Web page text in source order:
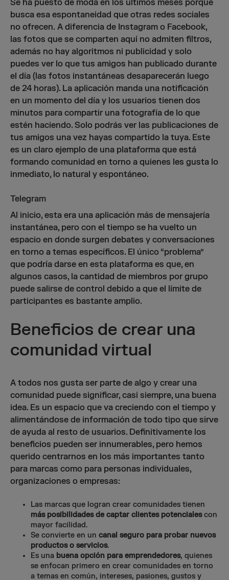
Se ha puesto de moda en los últimos meses porque
busca esa espontaneidad que otras redes sociales
no ofrecen. A diferencia de Instagram o Facebook,
las fotos que se comparten aquí no admiten filtros,
además no hay algoritmos ni publicidad y solo
puedes ver lo que tus amigos han publicado durante
el día (las fotos instantáneas desaparecerán luego
de 24 horas). La aplicación manda una notificación
en un momento del día y los usuarios tienen dos
minutos para compartir una fotografía de lo que
estén haciendo. Solo podrás ver las publicaciones de
tus amigos una vez hayas compartido la tuya. Este
es un claro ejemplo de una plataforma que está
formando comunidad en torno a quienes les gusta lo
inmediato, lo natural y espontáneo.
Telegram
Al inicio, esta era una aplicación más de mensajería
instantánea, pero con el tiempo se ha vuelto un
espacio en donde surgen debates y conversaciones
en torno a temas específicos. El único “problema”
que podría darse en esta plataforma es que, en
algunos casos, la cantidad de miembros por grupo
puede salirse de control debido a que el límite de
participantes es bastante amplio.
Beneficios de crear una
comunidad virtual
A todos nos gusta ser parte de algo y crear una
comunidad puede significar, casi siempre, una buena
idea. Es un espacio que va creciendo con el tiempo y
alimentándose de información de todo tipo que sirve
de ayuda al resto de usuarios. Definitivamente los
beneficios pueden ser innumerables, pero hemos
querido centrarnos en los más importantes tanto
para marcas como para personas individuales,
organizaciones o empresas:
Las marcas que logran crear comunidades tienen
más posibilidades de captar clientes potencialescon
mayor facilidad.
Se convierte en un canal seguro para probar nuevos
productos o servicios.
Es una buena opción para emprendedores, quienes
se enfocan primero en crear comunidades en torno
a temas en común, intereses, pasiones, gustos y